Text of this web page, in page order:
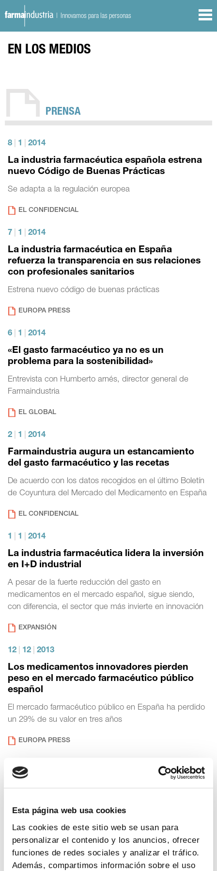
Esta página web usa cookies
Las cookies de este sitio web se usan para
personalizar el contenido y los anuncios, ofrecer
funciones de redes sociales y analizar el tráfico.
Además, compartimos información sobre el uso
| Innovamos para las personas
EN LOS MEDIOS
PRENSA
8 1 2014
La industria farmacéutica española estrena
nuevo Código de Buenas Prácticas
Se adapta a la regulación europea
EL CONFIDENCIAL
7 1 2014
La industria farmacéutica en España
refuerza la transparencia en sus relaciones
con profesionales sanitarios
Estrena nuevo código de buenas prácticas
EUROPA PRESS
6 1 2014
«El gasto farmacéutico ya no es un
problema para la sostenibilidad»
Entrevista con Humberto arnés, director general de
Farmaindustria
EL GLOBAL
2 1 2014
Farmaindustria augura un estancamiento
del gasto farmacéutico y las recetas
De acuerdo con los datos recogidos en el último Boletín
de Coyuntura del Mercado del Medicamento en España
EL CONFIDENCIAL
1 1 2014
La industria farmacéutica lidera la inversión
en I+D industrial
A pesar de la fuerte reducción del gasto en
medicamentos en el mercado español, sigue siendo,
con diferencia, el sector que más invierte en innovación
EXPANSIÓN
12 12 2013
Los medicamentos innovadores pierden
peso en el mercado farmacéutico público
español
El mercado farmacéutico público en España ha perdido
un 29% de su valor en tres años
EUROPA PRESS
«Un medicamento genérico no tiene la
José Ramón Luis-Yagüe habló recientemente de las
marco de unas jornadas organizadas por el Hospital de
Sant Joan.
DIARIO INFORMACIÓN